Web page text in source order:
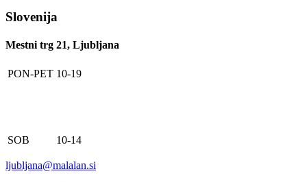
Slovenija
Mestni trg 21, Ljubljana
PON-PET 10-19
SOB 10-14
ljubljana@malalan.si